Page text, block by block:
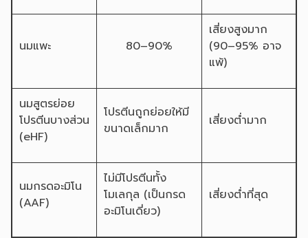
นมแพะ 80–90%
เสี่ยงสูงมาก
(90–95% อาจ
แพ้)
นมสูตรย่อย
โปรตีนบางส่วน
(eHF)
โปรตีนถูกย่อยให้มี
ขนาดเล็กมาก
เสี่ยงต่ำมาก
นมกรดอะมิโน
(AAF)
ไม่มีโปรตีนทั้ง
โมเลกุล (เป็นกรด
อะมิโนเดี่ยว)
เสี่ยงต่ำที่สุด